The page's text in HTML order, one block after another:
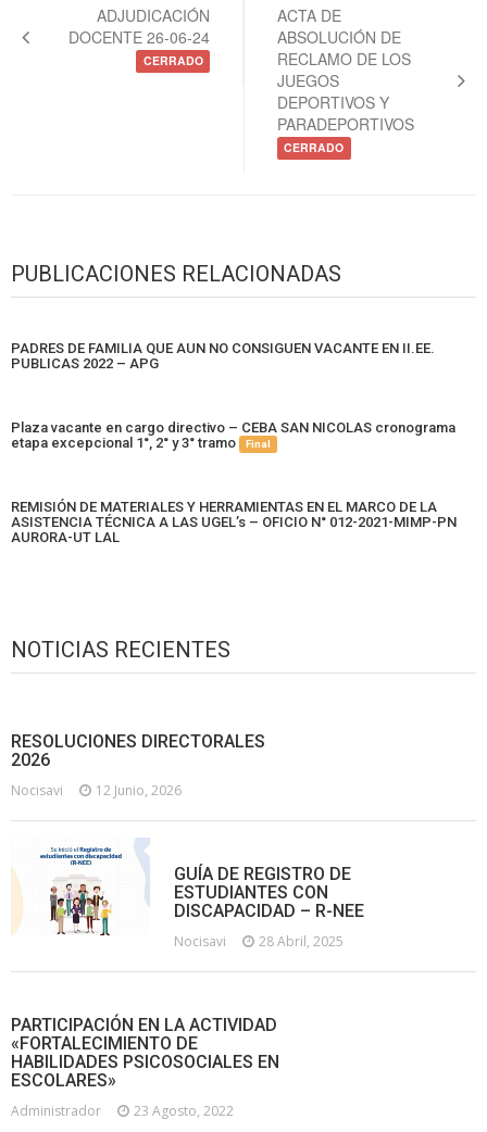
entradas
ADJUDICACIÓN
DOCENTE 26-06-24
CERRADO
ACTA DE
ABSOLUCIÓN DE
RECLAMO DE LOS
JUEGOS
DEPORTIVOS Y
PARADEPORTIVOS
CERRADO
PUBLICACIONES RELACIONADAS
PADRES DE FAMILIA QUE AUN NO CONSIGUEN VACANTE EN II.EE.
PUBLICAS 2022 – APG
Plaza vacante en cargo directivo – CEBA SAN NICOLAS cronograma
etapa excepcional 1°, 2° y 3° tramo
Final
REMISIÓN DE MATERIALES Y HERRAMIENTAS EN EL MARCO DE LA
ASISTENCIA TÉCNICA A LAS UGEL’s – OFICIO N° 012-2021-MIMP-PN
AURORA-UT LAL
NOTICIAS RECIENTES
RESOLUCIONES DIRECTORALES
2026
Nocisavi 12 Junio, 2026
GUÍA DE REGISTRO DE
ESTUDIANTES CON
DISCAPACIDAD – R-NEE
Nocisavi 28 Abril, 2025
PARTICIPACIÓN EN LA ACTIVIDAD
«FORTALECIMIENTO DE
HABILIDADES PSICOSOCIALES EN
ESCOLARES»
Administrador 23 Agosto, 2022